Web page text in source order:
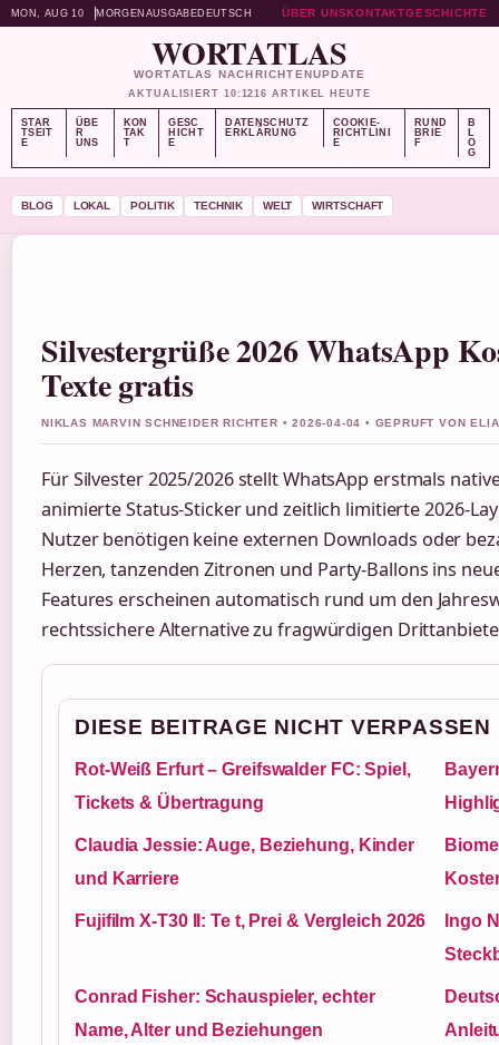
MON, AUG 10 MORGENAUSGABEDEUTSCH ÜBER UNSKONTAKTGESCHICHTE
WORTATLAS
WORTATLAS NACHRICHTENUPDATE
AKTUALISIERT 10:1216 ARTIKEL HEUTE
STAR
TSEIT
E
ÜBE
R
UNS
KON
TAK
T
GESC
HICHT
E
DATENSCHUTZ
ERKLÄRUNG
COOKIE-
RICHTLINI
E
RUND
BRIE
F
B
L
O
G
BLOG LOKAL POLITIK TECHNIK WELT WIRTSCHAFT
Silvestergrüße 2026 WhatsApp
Texte gratis
NIKLAS MARVIN SCHNEIDER RICHTER • 2026-04-04 • GEPRUFT VON
Für Silvester 2025/2026 stellt WhatsApp erstmals
animierte Status-Sticker und zeitlich limitierte 2026-
Nutzer benötigen keine externen Downloads oder
Herzen, tanzenden Zitronen und Party-Ballons ins
Features erscheinen automatisch rund um den
rechtssichere Alternative zu fragwürdigen
DIESE BEITRAGE NICHT VERPASSEN
Rot-Weiß Erfurt – Greifswalder FC: Spiel,
Tickets & Übertragung
Claudia Jessie: Auge, Beziehung, Kinder
und Karriere
Fujifilm X-T30 II: Te t, Prei & Vergleich 2026
Ingo
Conrad Fisher: Schauspieler, echter
Name, Alter und Beziehungen